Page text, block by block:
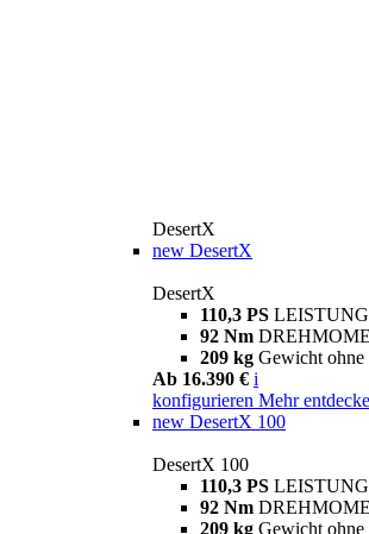
DesertX
new DesertX
DesertX
110,3 PS LEISTUNG
92 Nm
209 kg Gewicht
Ab 16.390 € i
konfigurieren Mehr
new DesertX 100
DesertX 100
110,3 PS LEISTUNG
92 Nm
209 kg Gewicht